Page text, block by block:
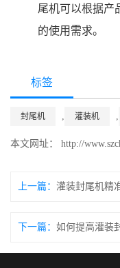
尾机可以根据产
的使用需求。
标签
封尾机 灌装机
本文网址： http://
上一篇： 灌装封尾机精
下一篇：